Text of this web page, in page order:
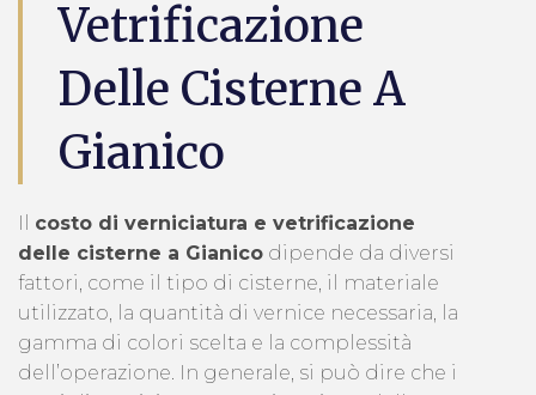
Vetrificazione
Delle Cisterne A
Gianico
costo di verniciatura e vetrificazione
delle cisterne a Gianico dipende da diversi
fattori, come il tipo di cisterne, il materiale
utilizzato, la quantità di vernice necessaria, la
gamma di colori scelta e la complessità
dell’operazione. In generale, si può dire che i